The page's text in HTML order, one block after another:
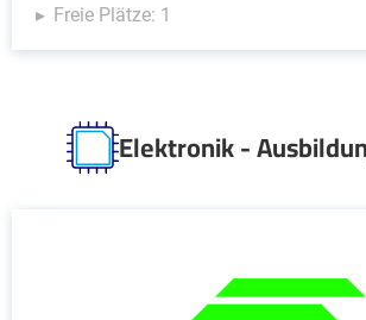
Freie Plätze: 1
Elektronik -